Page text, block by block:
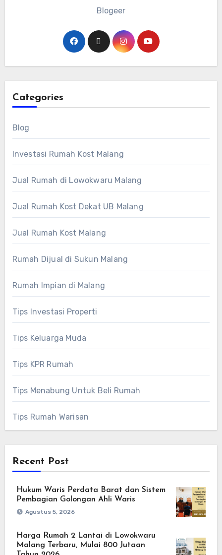
Blogeer
Categories
Blog
Investasi Rumah Kost Malang
Jual Rumah di Lowokwaru Malang
Jual Rumah Kost Dekat UB Malang
Jual Rumah Kost Malang
Rumah Dijual di Sukun Malang
Rumah Impian di Malang
Tips Investasi Properti
Tips Keluarga Muda
Tips KPR Rumah
Tips Menabung Untuk Beli Rumah
Tips Rumah Warisan
Recent Post
Hukum Waris Perdata Barat dan Sistem
Pembagian Golongan Ahli Waris
Agustus 5, 2026
Harga Rumah 2 Lantai di Lowokwaru
Malang Terbaru, Mulai 800 Jutaan